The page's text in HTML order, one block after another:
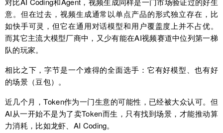
意。但在过去，视频生成通常以单点产品的形式独立存在，比
如快手可灵，但它在通用对话模型和用户覆盖度上并不占优。
而其它主流大模型厂商中，又少有能在AI视频赛道中位列第一梯
队的玩家。
相比之下，字节是一个难得的全面选手：它有好模型、也有好
的场景（豆包）。
近几个月，Token作为一门生意的可能性，已经被大众认可。但
AI从一开始不是为了卖Token而生，只有找到场景，才能推动算
力消耗，比如龙虾、AI Coding。